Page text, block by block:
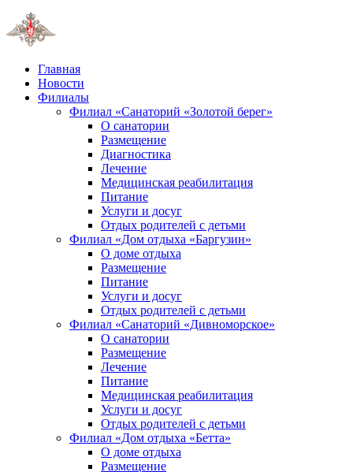
Главная
Новости
Филиалы
Филиал «Санаторий «Золотой берег»
О санатории
Размещение
Диагностика
Лечение
Медицинская реабилитация
Питание
Услуги и досуг
Отдых родителей с детьми
Филиал «Дом отдыха «Баргузин»
О доме отдыха
Размещение
Питание
Услуги и досуг
Отдых родителей с детьми
Филиал «Санаторий «Дивноморское»
О санатории
Размещение
Лечение
Питание
Медицинская реабилитация
Услуги и досуг
Отдых родителей с детьми
Филиал «Дом отдыха «Бетта»
О доме отдыха
Размещение